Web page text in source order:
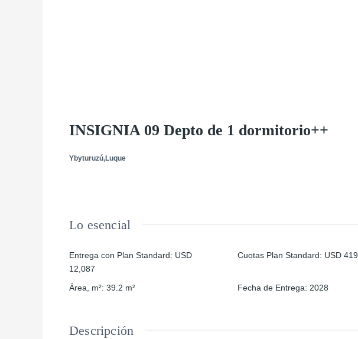
INSIGNIA 09 Depto de 1 dormitorio++
Ybyturuzú,Luque
Lo esencial
Entrega con Plan Standard: USD
12,087
Cuotas Plan Standard: USD 419
Área, m²: 39.2 m² Fecha de Entrega: 2028
Descripción